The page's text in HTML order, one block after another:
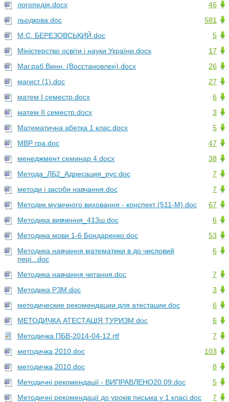
46
логопедія.docx
581
льодкова.doc
5
М.С. БЕРЕЗОВСЬКИЙ.doc
17
Міністерство освіти і науки України.docx
26
Маг.раб.Винн. (Восстановлен).docx
27
магист (1).doc
6
матем І семестр.docx
3
матем ІІ семестр.docx
5
Математична абетка 1 клас.docx
47
МВР гра.doc
38
менеджмент семинар 4.docx
7
Метода_ЛБ2_Адресация_рус.doc
7
методи і засоби навчання.doc
67
Методик музичного виховання - конспект (511-М).doc
6
Методика вивчення_413ш.doc
53
Методика мови 1-6 Бондаренко.doc
6
Методика навчання математики в до числовий
пері...doc
7
Методика навчання читання.doc
3
Методика РЗМ.doc
6
методические рекомендации для атестации.doc
6
МЕТОДИЧКА АТЕСТАЦІЯ ТУРИЗМ.doc
7
Методичка ПБВ-2014-04-12.rtf
103
методичка,2010.doc
8
методичка,2010.doc
5
Методичні рекомендації - ВИПРАВЛЕНО20.09.doc
7
Методичні рекомендації до уроків письма у 1 класі.doc